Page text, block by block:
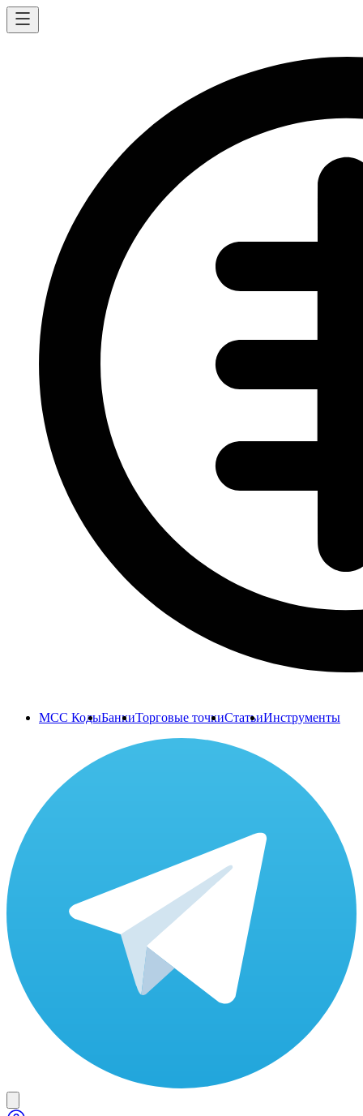
MCC КодыБанкиТорговые точкиСтатьиИнструменты